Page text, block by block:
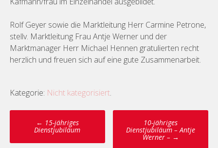
Rolf Geyer sowie die Marktleitung Herr Carmine Petrone,
stellv. Marktleitung Frau Antje Werner und der
Marktmanager Herr Michael Hennen gratulierten recht
herzlich und freuen sich auf eine gute Zusammenarbeit.
Kategorie: Nicht kategorisiert.
Post
navigation
← 15-jähriges
Dienstjubiläum
10-jähriges
Dienstjubiläum – Antje
Werner – →